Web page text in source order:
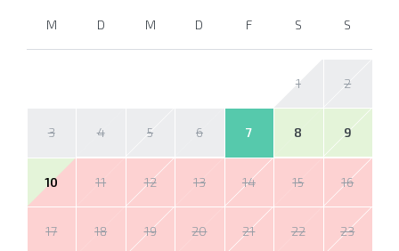
M D M D F S S
1 2
3 4 5 6 7 8 9
10 11 12 13 14 15 16
17 18 19 20 21 22 23